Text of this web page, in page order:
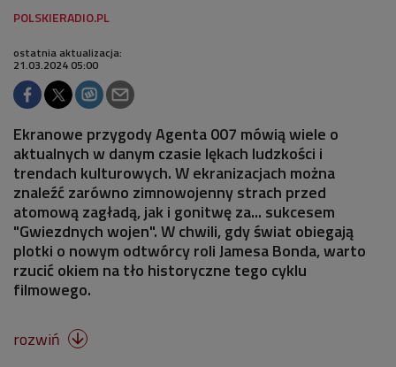
ostatnia aktualizacja:
21.03.2024 05:00
Ekranowe przygody Agenta 007 mówią wiele o
aktualnych w danym czasie lękach ludzkości i
trendach kulturowych. W ekranizacjach można
znaleźć zarówno zimnowojenny strach przed
atomową zagładą, jak i gonitwę za... sukcesem
"Gwiezdnych wojen". W chwili, gdy świat obiegają
plotki o nowym odtwórcy roli Jamesa Bonda, warto
rzucić okiem na tło historyczne tego cyklu
filmowego.
rozwiń 